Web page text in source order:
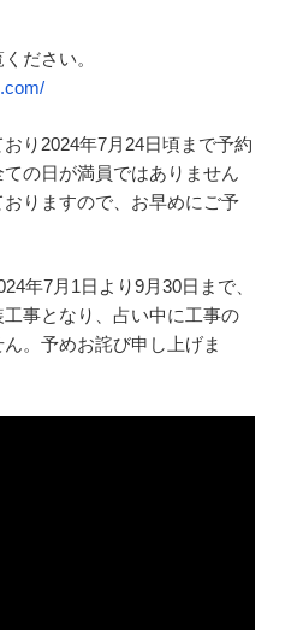
ださい。
り2024年7月24日頃まで予約
の日が満員ではありません
りますので、お早めにご予
年7月1日より9月30日まで、
事となり、占い中に工事の
。予めお詫び申し上げま